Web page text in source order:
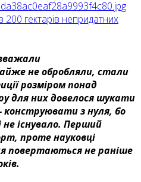
гектарів непридатних
не обробляли, стали
розміром понад
для них довелося шукати
конструювати з нуля, бо
не існувало. Перший
проте науковці
повертаються не раніше